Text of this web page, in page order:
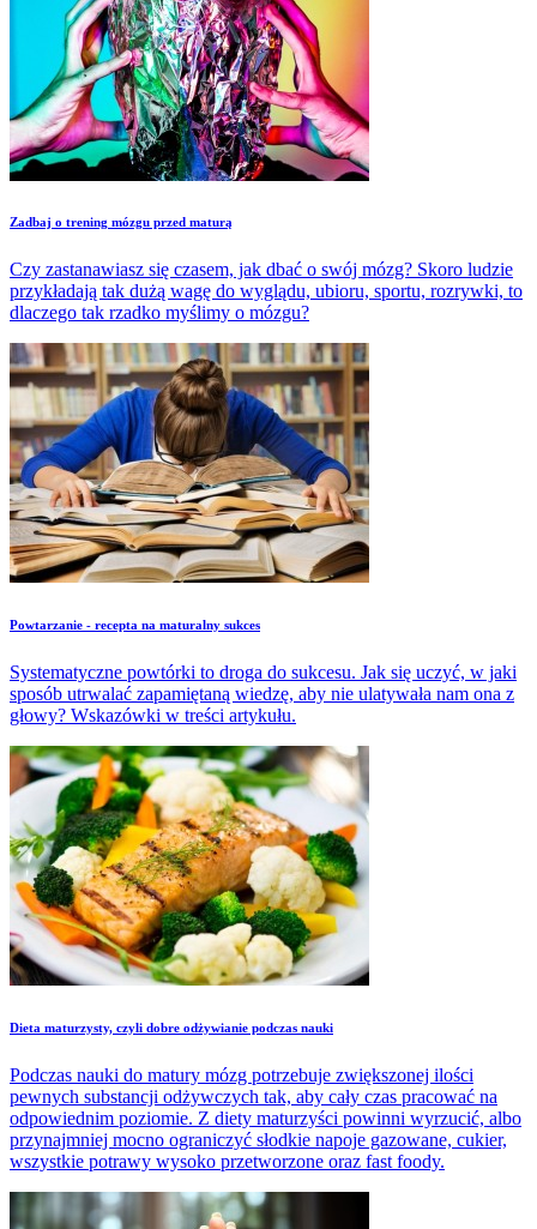
Zadbaj o trening mózgu przed maturą
Czy zastanawiasz się czasem, jak dbać o swój mózg? Skoro ludzie
przykładają tak dużą wagę do wyglądu, ubioru, sportu, rozrywki, to
dlaczego tak rzadko myślimy o mózgu?
Powtarzanie - recepta na maturalny sukces
Systematyczne powtórki to droga do sukcesu. Jak się uczyć, w jaki
sposób utrwalać zapamiętaną wiedzę, aby nie ulatywała nam ona z
głowy? Wskazówki w treści artykułu.
Dieta maturzysty, czyli dobre odżywianie podczas nauki
Podczas nauki do matury mózg potrzebuje zwiększonej ilości
pewnych substancji odżywczych tak, aby cały czas pracować na
odpowiednim poziomie. Z diety maturzyści powinni wyrzucić, albo
przynajmniej mocno ograniczyć słodkie napoje gazowane, cukier,
wszystkie potrawy wysoko przetworzone oraz fast foody.